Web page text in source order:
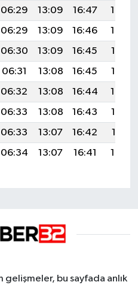
06:29 13:09 16:47
19:40
06:29 13:09 16:46
19:39
06:30 13:09 16:45
19:37
06:31 13:08 16:45
19:36
06:32 13:08 16:44
19:34
06:33 13:08 16:43
19:33
06:33 13:07 16:42
19:31
06:34 13:07 16:41 19:30
bu sayfada anlık